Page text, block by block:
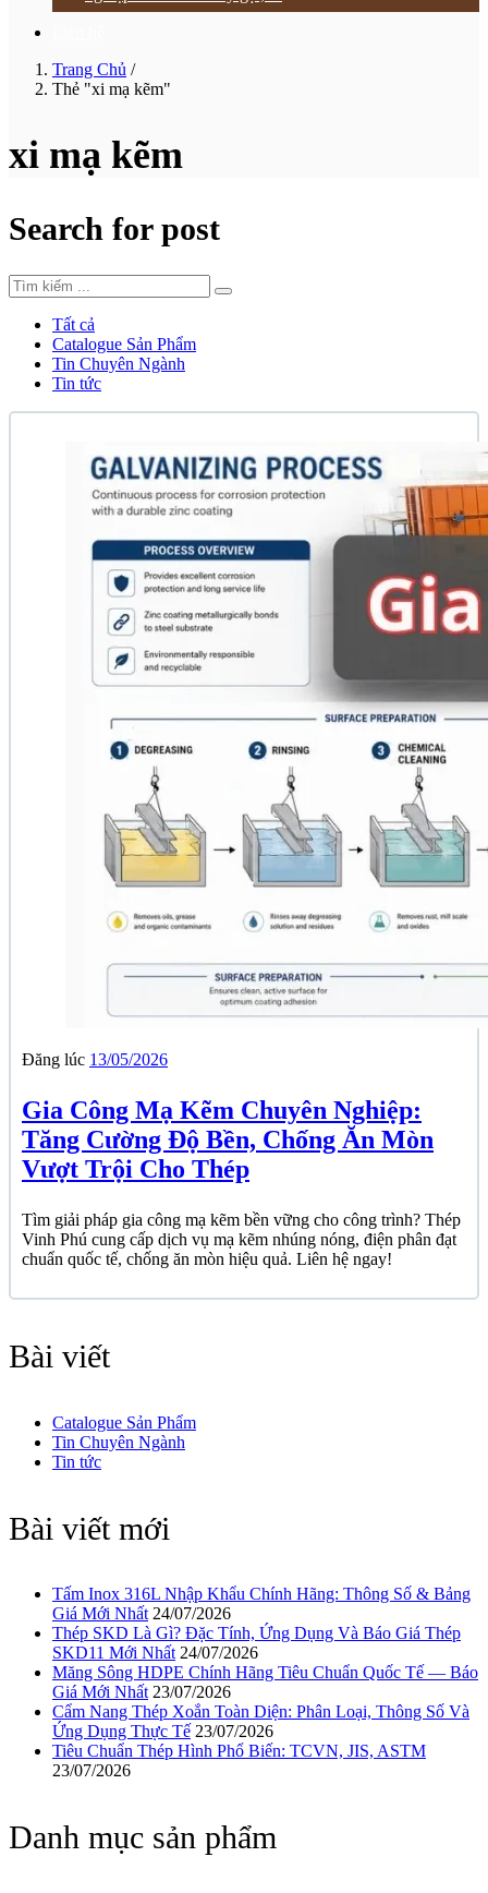
Trang Chủ /
Thẻ "xi mạ kẽm"
xi mạ kẽm
Search for post
Tất cả
Catalogue Sản Phẩm
Tin Chuyên Ngành
Tin tức
Đăng lúc 13/05/2026
Gia Công Mạ Kẽm Chuyên Nghiệp:
Tăng Cường Độ Bền, Chống Ăn Mòn
Vượt Trội Cho Thép
Tìm giải pháp gia công mạ kẽm bền vững cho công trình? Thép
Vinh Phú cung cấp dịch vụ mạ kẽm nhúng nóng, điện phân đạt
chuẩn quốc tế, chống ăn mòn hiệu quả. Liên hệ ngay!
Bài viết
Catalogue Sản Phẩm
Tin Chuyên Ngành
Tin tức
Bài viết mới
Tấm Inox 316L Nhập Khẩu Chính Hãng: Thông Số & Bảng
Giá Mới Nhất 24/07/2026
Thép SKD Là Gì? Đặc Tính, Ứng Dụng Và Báo Giá Thép
SKD11 Mới Nhất 24/07/2026
Măng Sông HDPE Chính Hãng Tiêu Chuẩn Quốc Tế — Báo
Giá Mới Nhất 23/07/2026
Cẩm Nang Thép Xoắn Toàn Diện: Phân Loại, Thông Số Và
Ứng Dụng Thực Tế 23/07/2026
Tiêu Chuẩn Thép Hình Phổ Biến: TCVN, JIS, ASTM
23/07/2026
Danh mục sản phẩm